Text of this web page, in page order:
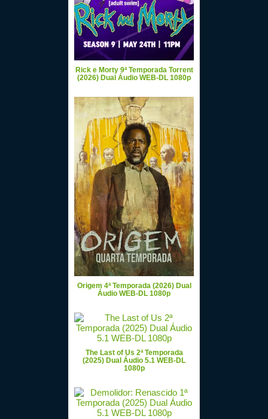
Rick e Morty 9ª Temporada Torrent
(2026) Dual Áudio WEB-DL 1080p
Origem 4ª Temporada (2026) Dual
Áudio WEB-DL 1080p
The Last of Us 2ª Temporada
(2025) Dual Áudio 5.1 WEB-DL
1080p